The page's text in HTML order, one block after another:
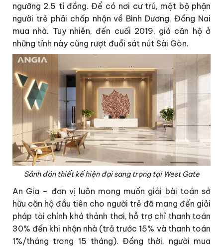
ngưỡng 2,5 tỉ đồng. Để có nơi cư trú, một bộ phận
người trẻ phải chấp nhận về Bình Dương, Đồng Nai
mua nhà. Tuy nhiên, đến cuối 2019, giá căn hộ ở
những tỉnh này cũng rượt đuổi sát nút Sài Gòn.
Sảnh đón thiết kế hiện đại sang trọng tại West Gate
An Gia – đơn vị luôn mong muốn giải bài toán sở
hữu căn hộ đầu tiên cho người trẻ đã mang đến giải
pháp tài chính khá thảnh thơi, hỗ trợ chỉ thanh toán
30% đến khi nhận nhà (trả trước 15% và thanh toán
1%/tháng trong 15 tháng). Đồng thời, người mua